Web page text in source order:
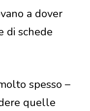
a dover
di schede
spesso –
quelle